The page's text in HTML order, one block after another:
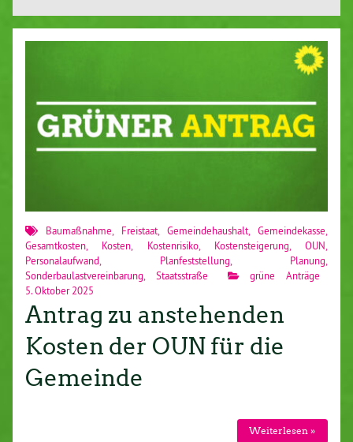
Baumaßnahme, Freistaat, Gemeindehaushalt, Gemeindekasse,
Gesamtkosten, Kosten, Kostenrisiko, Kostensteigerung, OUN,
Personalaufwand, Planfeststellung, Planung,
Sonderbaulastvereinbarung,Staatsstraße
grüne Anträge
5. Oktober 2025
Antrag zu anstehenden
Kosten der OUN für die
Gemeinde
Weiterlesen »